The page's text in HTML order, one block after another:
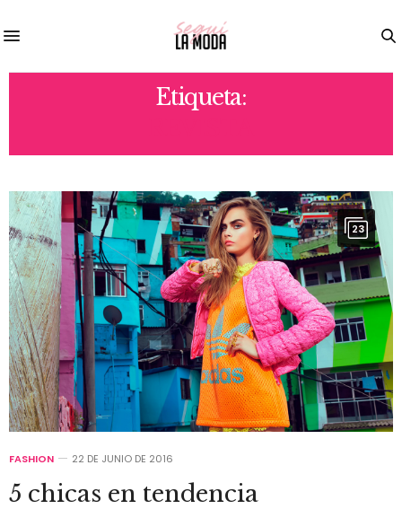
Etiqueta:
23
FASHION 22 DE JUNIO DE 2016
5 chicas en tendencia